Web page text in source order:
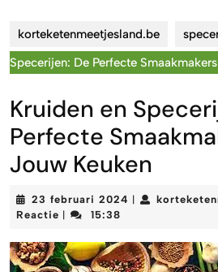
korteketenmeetjesland.be
Specerijen: De Perfecte
Kruiden en
Perfecte
Jouw Keuken
23 februari 2024 23
Reactie
15:38